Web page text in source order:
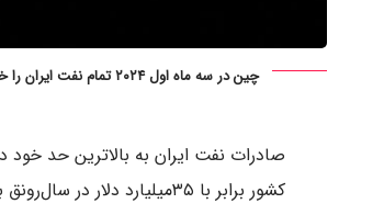
چین در سه ماه اول ۲۰۲۴ تمام نفت ایران را خریداری کرد
کشور برابر با ۳۵‌میلیارد دلار در سال‌رونق بخشیده است.